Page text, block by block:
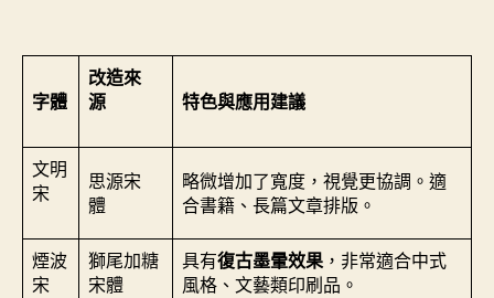
字體
改造來
源
特色與應用建議
文明
宋
思源宋
體
略微增加了寬度，視覺更協調。適
合書籍、長篇文章排版。
煙波
宋
獅尾加糖
宋體
具有復古墨暈效果，非常適合中式
風格、文藝類印刷品。